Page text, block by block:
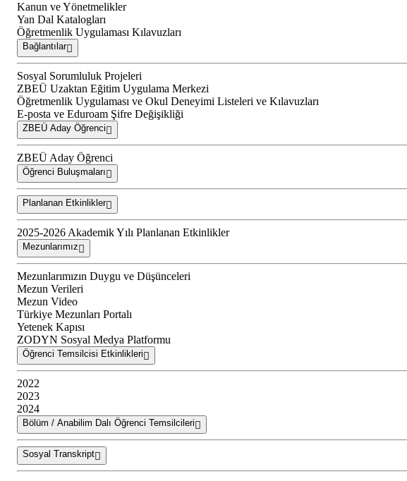
Kanun ve Yönetmelikler
Yan Dal Katalogları
Öğretmenlik Uygulaması Kılavuzları
Bağlantılar
Sosyal Sorumluluk Projeleri
ZBEÜ Uzaktan Eğitim Uygulama Merkezi
Öğretmenlik Uygulaması ve Okul Deneyimi Listeleri ve Kılavuzları
E-posta ve Eduroam Şifre Değişikliği
ZBEÜ Aday Öğrenci
ZBEÜ Aday Öğrenci
Öğrenci Buluşmaları
Planlanan Etkinlikler
2025-2026 Akademik Yılı Planlanan Etkinlikler
Mezunlarımız
Mezunlarımızın Duygu ve Düşünceleri
Mezun Verileri
Mezun Video
Türkiye Mezunları Portalı
Yetenek Kapısı
ZODYN Sosyal Medya Platformu
Öğrenci Temsilcisi Etkinlikleri
2022
2023
2024
Bölüm / Anabilim Dalı Öğrenci Temsilcileri
Sosyal Transkript